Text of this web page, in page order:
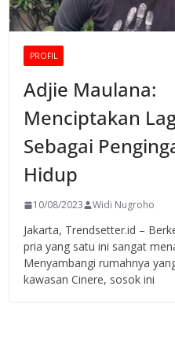
PROFIL
Adjie Maulana:
Menciptakan
Sebagai
Hidup
10/08/2023 Widi Nugroho
Jakarta, Trendsetter.id –
pria yang satu ini sangat
Menyambangi rumahnya
kawasan Cinere, sosok ini